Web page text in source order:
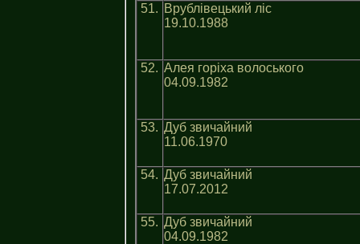
51. Врублівецький ліс
19.10.1988
52. Алея горіха волоського
04.09.1982
53. Дуб звичайний
11.06.1970
54. Дуб звичайний
17.07.2012
55. Дуб звичайний
04.09.1982